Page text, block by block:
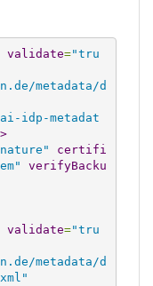
validate="tru
metadata/d
idp-metadat
>
certifi
verifyBacku
validate="tru
metadata/d